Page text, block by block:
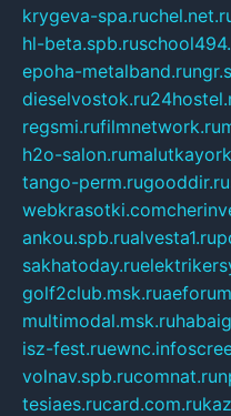
krygeva-spa.ru
hl-beta.spb.ru
epoha-metalband.ru
dieselvostok.ru
regsmi.rufilmnetwork.ru
h2o-salon.ru
tango-perm.rugooddir.ru
webkrasotki.com
ankou.spb.rualvesta1.ru
sakhatoday.ru
golf2club.msk.ru
multimodal.msk.ru
isz-fest.ruewnc.info
volnav.spb.rucomnat.ru
tesiaes.rucard.com.ru